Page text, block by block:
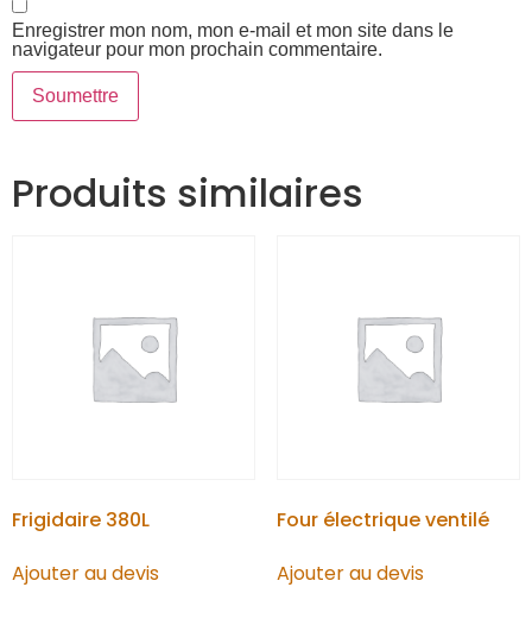
Enregistrer mon nom, mon e-mail et mon site dans le
navigateur pour mon prochain commentaire.
Produits similaires
Frigidaire 380L
Ajouter au devis
Four électrique ventilé
Ajouter au devis